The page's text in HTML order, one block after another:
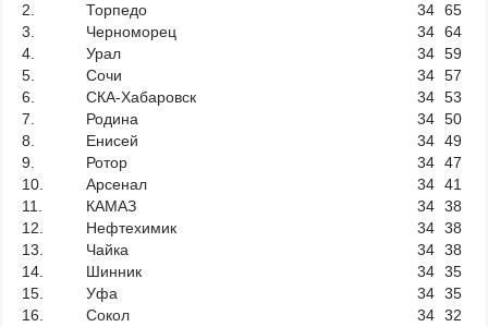
2.
Торпедо 34 65
3.
Черноморец 34 64
4.
Урал 34 59
5.
Сочи 34 57
6.
СКА-Хабаровск 34 53
7.
Родина 34 50
8.
Енисей 34 49
9.
Ротор 34 47
10.
Арсенал 34 41
11.
КАМАЗ 34 38
12.
Нефтехимик 34 38
13.
Чайка 34 38
14.
Шинник 34 35
15.
Уфа 34 35
16.
Сокол 34 32